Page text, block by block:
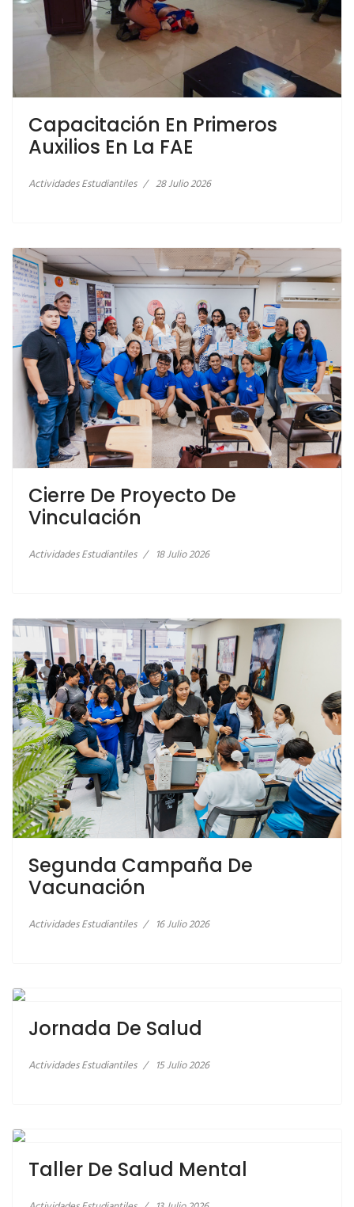
Capacitación En Primeros
Auxilios En La FAE
Actividades Estudiantiles 28 Julio 2026
LEER MÁS… CIERRE DE PROYECTO DE
VINCULACIÓN
Cierre De Proyecto De
Vinculación
Actividades Estudiantiles 18 Julio 2026
LEER MÁS… SEGUNDA CAMPAÑA DE
VACUNACIÓN
Segunda Campaña De
Vacunación
Actividades Estudiantiles 16 Julio 2026
Jornada De Salud
Actividades Estudiantiles 15 Julio 2026
Taller De Salud Mental
CONTECON GUAYAQUIL S.A